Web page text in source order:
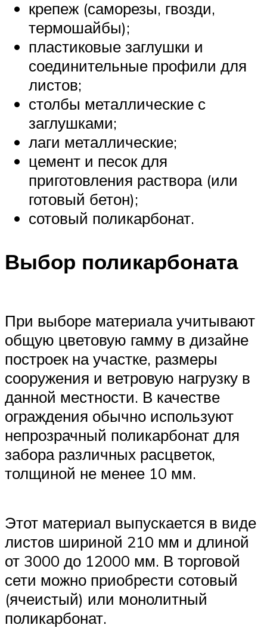
крепеж (саморезы, гвозди,
термошайбы);
пластиковые заглушки и
соединительные профили для
листов;
столбы металлические с
заглушками;
лаги металлические;
цемент и песок для
приготовления раствора (или
готовый бетон);
сотовый поликарбонат.
Выбор поликарбоната
При выборе материала учитывают
общую цветовую гамму в дизайне
построек на участке, размеры
сооружения и ветровую нагрузку в
данной местности. В качестве
ограждения обычно используют
непрозрачный поликарбонат для
забора различных расцветок,
толщиной не менее 10 мм.
Этот материал выпускается в виде
листов шириной 210 мм и длиной
от 3000 до 12000 мм. В торговой
сети можно приобрести сотовый
(ячеистый) или монолитный
поликарбонат.